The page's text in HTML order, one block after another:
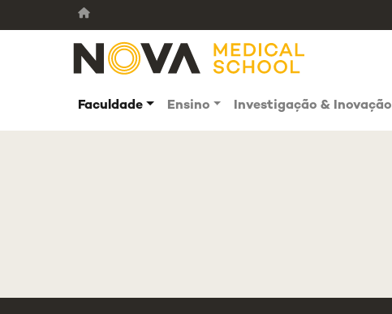
Faculdade Ensino Investigação & Inovação